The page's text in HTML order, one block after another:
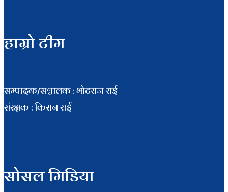
हाम्रो टीम
सम्पादक/सञ्चालक : भाेटराज राई
संरक्षक : किसन राई
सोसल मिडिया